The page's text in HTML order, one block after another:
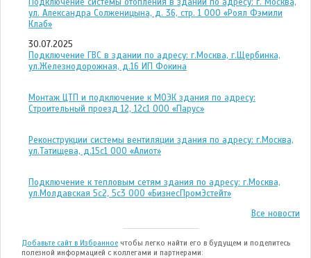
ул. Александра Солженицына, д. 36, стр. 1 ООО «Роял Фэмили
Клаб»
30.07.2025
Подключение ГВС в здании по адресу: г.Москва, г.Щербинка,
ул.Железнодорожная, д.16 ИП Фокина
Монтаж ЦТП и подключение к МОЭК здания по адресу:
Строительный проезд 12, 12с1 ООО «Парус»
Реконструкции системы вентиляции здания по адресу: г.Москва,
ул.Татищева, д.15с1 ООО «Алиот»
Подключение к тепловым сетям здания по адресу: г.Москва,
ул.Молдавская 5с2, 5с3 ООО «БизнесПромЭстейт»
Все новости
Добавьте сайт в Избранное чтобы легко найти его в будущем и поделитесь
полезной информацией с коллегами и партнерами: